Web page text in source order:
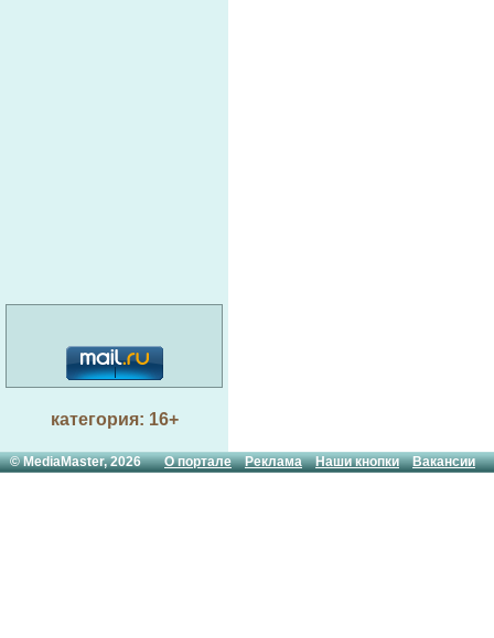
категория: 16+
© MediaMaster, 2026О портале Реклама Наши кнопки Вакансии